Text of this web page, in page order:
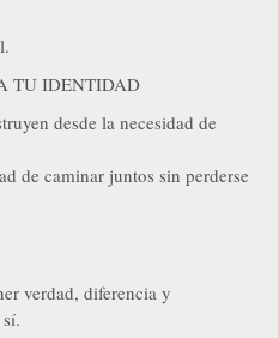
TU IDENTIDAD
desde la necesidad de
de caminar juntos sin perderse
verdad, diferencia y